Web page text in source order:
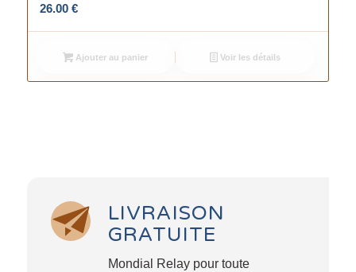
26.00 €
Ajouter au panier Voir les détails
LIVRAISON
GRATUITE
Mondial Relay pour toute